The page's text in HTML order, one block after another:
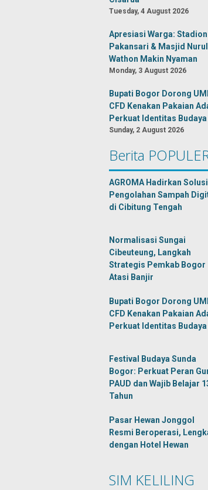
Tuesday, 4 August 2026
Apresiasi Warga: Stadion
Pakansari & Masjid Nurul
Wathon Makin Nyaman
Monday, 3 August 2026
Bupati Bogor Dorong
CFD Kenakan Pakaian
Perkuat Identitas Budaya
Sunday, 2 August 2026
Berita
AGROMA Hadirkan Solusi
Pengolahan Sampah
di Cibitung Tengah
Normalisasi Sungai
Cibeuteung, Langkah
Strategis Pemkab Bogor
Atasi Banjir
Bupati Bogor Dorong
CFD Kenakan Pakaian
Perkuat Identitas Budaya
Festival Budaya Sunda
Bogor: Perkuat Peran
PAUD dan Wajib Belajar
Tahun
Pasar Hewan Jonggol
Resmi Beroperasi,
dengan Hotel Hewan
SIM KELILING